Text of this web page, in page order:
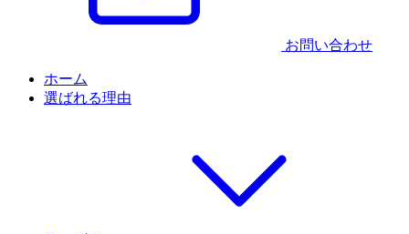
お問い合わせ
ホーム
選ばれる理由